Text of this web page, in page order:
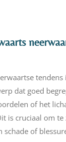
tendens
dat goed
of het
is cruciaal om
schade of